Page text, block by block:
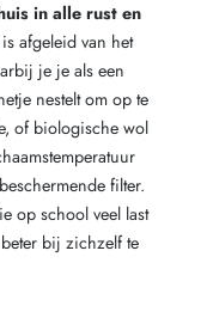
in alle rust en
afgeleid van het
je je als een
nestelt om op te
of biologische wol
filter.
op school veel last
bij zichzelf te